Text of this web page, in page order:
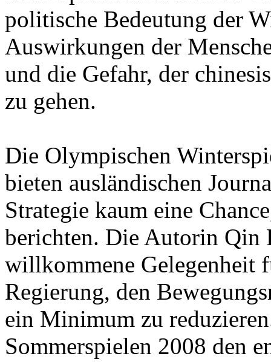
politische Bedeutung der
Auswirkungen der
und die Gefahr, der
zu gehen.
Die Olympischen
bieten ausländischen
Strategie kaum eine
berichten. Die Autorin Qin
willkommene Gelegenheit
Regierung, den
ein Minimum zu
Sommerspielen 2008 den